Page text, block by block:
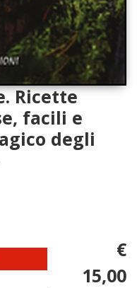
Ricette
facili e
degli
€
15,00